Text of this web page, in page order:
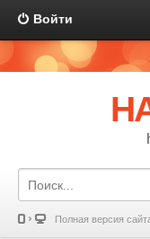
Войти
Полная версия